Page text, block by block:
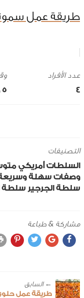
طريقة عمل سموثي
4
5 ‎دقيقة
التصنيفات
السلطات أمريكي
وصفات سهلة
سلطة الجرجير سلطة
مشاركة & طباعة
← ‎السابق
طريقة عمل حلوى